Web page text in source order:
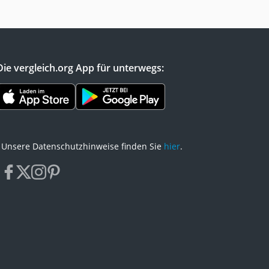
vergleich.org App für unterwegs:
Unsere Datenschutzhinweise finden Sie hier.
facebook
x instagram
pinterest